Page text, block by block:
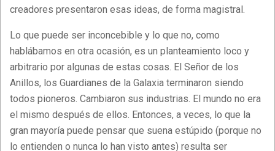
creadores presentaron esas ideas, de forma magistral.
Lo que puede ser inconcebible y lo que no, como
hablábamos en otra ocasión, es un planteamiento loco y
arbitrario por algunas de estas cosas. El Señor de los
Anillos, los Guardianes de la Galaxia terminaron siendo
todos pioneros. Cambiaron sus industrias. El mundo no era
el mismo después de ellos. Entonces, a veces, lo que la
gran mayoría puede pensar que suena estúpido (porque no
lo entienden o nunca lo han visto antes) resulta ser